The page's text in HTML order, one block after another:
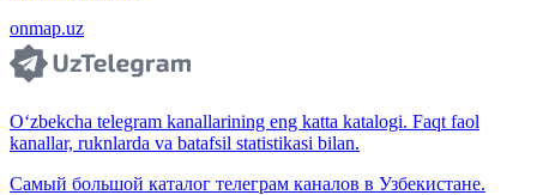
onmap.uz
O‘zbekcha telegram kanallarining eng katta katalogi. Faqt faol
kanallar, ruknlarda va batafsil statistikasi bilan.
Самый большой каталог телеграм каналов в Узбекистане.